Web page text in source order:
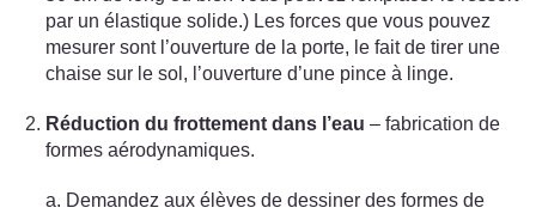
par un élastique solide.) Les forces que vous pouvez
mesurer sont l’ouverture de la porte, le fait de tirer une
chaise sur le sol, l’ouverture d’une pince à linge.
Réduction du frottement dans l’eau – fabrication de
formes aérodynamiques.
a. Demandez aux élèves de dessiner des formes de